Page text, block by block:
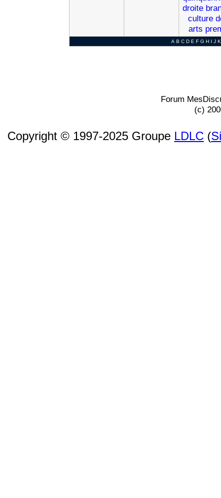
droite
culture
arts
A B C D E F G H I J K
Forum
(c)
Copyright © 1997-2025 Groupe LDLC (